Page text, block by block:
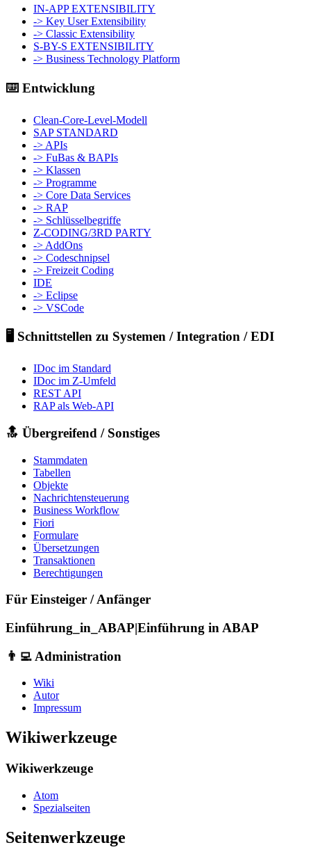
IN-APP EXTENSIBILITY
-> Key User Extensibility
-> Classic Extensibility
S-BY-S EXTENSIBILITY
-> Business Technology Platform
⌨️ Entwicklung
Clean-Core-Level-Modell
SAP STANDARD
-> APIs
-> FuBas & BAPIs
-> Klassen
-> Programme
-> Core Data Services
-> RAP
-> Schlüsselbegriffe
Z-CODING/3RD PARTY
-> AddOns
-> Codeschnipsel
-> Freizeit Coding
IDE
-> Eclipse
-> VSCode
🖥️ Schnittstellen zu Systemen / Integration / EDI
IDoc im Standard
IDoc im Z-Umfeld
REST API
RAP als Web-API
🔝 Übergreifend / Sonstiges
Stammdaten
Tabellen
Objekte
Nachrichtensteuerung
Business Workflow
Fiori
Formulare
Übersetzungen
Transaktionen
Berechtigungen
Für Einsteiger / Anfänger
Einführung_in_ABAP|Einführung in ABAP
👨‍💻 Administration
Wiki
Autor
Impressum
Wikiwerkzeuge
Wikiwerkzeuge
Atom
Spezialseiten
Seitenwerkzeuge